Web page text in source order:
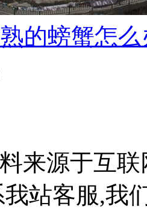
的螃蟹怎么
来源于互
站客服,我